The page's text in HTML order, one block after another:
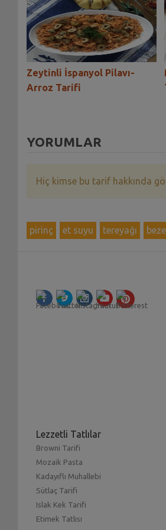
Zeytinli İspanyol Pilavı-
Arroz Tarifi
YORUMLAR
Hiç kimse bu tarif hakkında
pirinç et suyu tereyağı
Lezzetli Tatlılar
Browni Tarifi
Mozaik Pasta
Kadayıflı Muhallebi
Sütlaç Tarifi
Islak Kek Tarifi
Etimek Tatlısı